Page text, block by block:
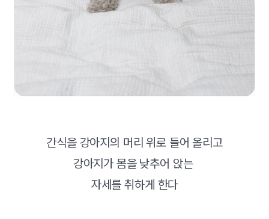
간식을 강아지의 머리 위로 들어 올리고
강아지가 몸을 낮추어 앉는
자세를 취하게 한다